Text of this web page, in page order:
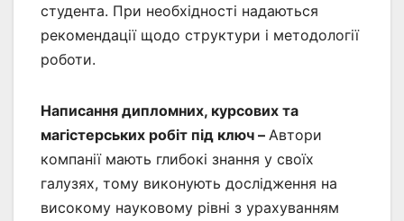
студента. При необхідності надаються
рекомендації щодо структури і методології
роботи.
Написання дипломних, курсових та
магістерських робіт під ключ – Автори
компанії мають глибокі знання у своїх
галузях, тому виконують дослідження на
високому науковому рівні з урахуванням